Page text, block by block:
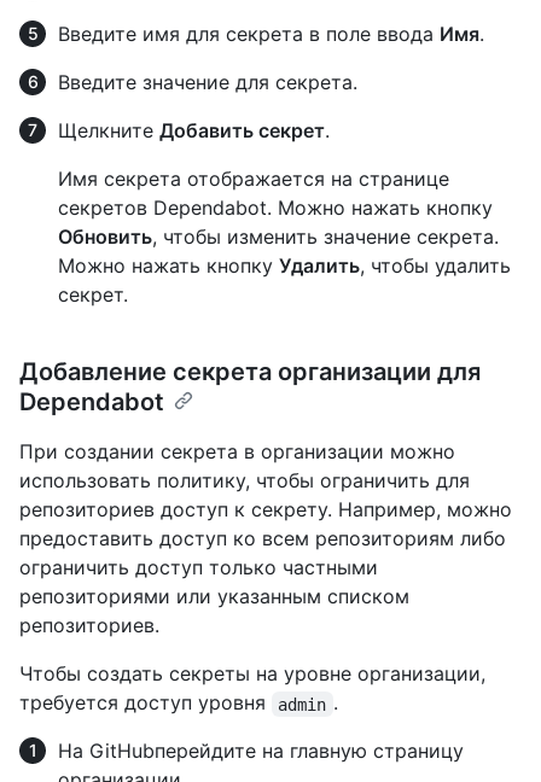
Введите имя для секрета в поле ввода Имя.
Введите значение для секрета.
Щелкните Добавить секрет.
Имя секрета отображается на странице
секретов Dependabot. Можно нажать кнопку
Обновить, чтобы изменить значение секрета.
Можно нажать кнопку Удалить, чтобы удалить
секрет.
Добавление секрета организации для
Dependabot
При создании секрета в организации можно
использовать политику, чтобы ограничить для
репозиториев доступ к секрету. Например, можно
предоставить доступ ко всем репозиториям либо
ограничить доступ только частными
репозиториями или указанным списком
репозиториев.
Чтобы создать секреты на уровне организации,
требуется доступ уровня
admin .
На GitHubперейдите на главную страницу